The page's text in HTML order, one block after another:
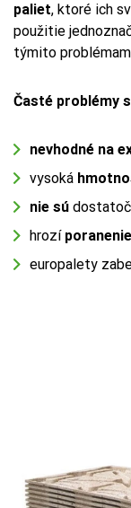
paliet, ktoré ich
použitie
týmito
Časté problémy
nevhodné na
vysoká
nie sú
hrozí poranenie
europalety